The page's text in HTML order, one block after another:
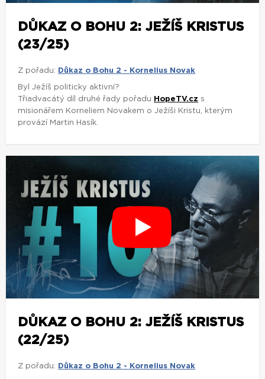
DŮKAZ O BOHU 2: JEŽÍŠ KRISTUS
(23/25)
Z pořadu: Důkaz o Bohu 2 - Kornelius Novak
Byl Ježíš politicky aktivní?
Třiadvacátý díl druhé řady pořadu
HopeTV.cz s
misionářem Korneliem Novakem o Ježíši Kristu, kterým
provází Martin Hasík.
DŮKAZ O BOHU 2: JEŽÍŠ KRISTUS
(22/25)
Z pořadu: Důkaz o Bohu 2 - Kornelius Novak